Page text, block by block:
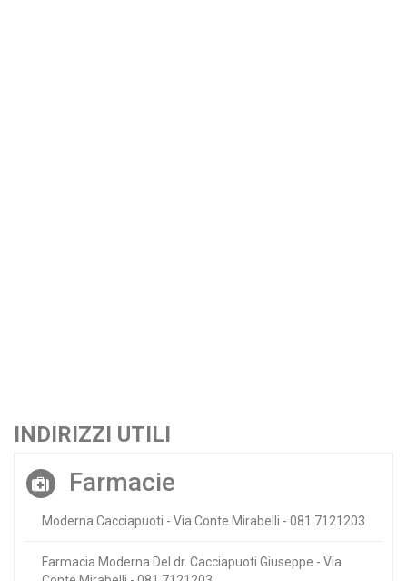
INDIRIZZI UTILI
Farmacie
Moderna Cacciapuoti - Via Conte Mirabelli - 081 7121203
Farmacia Moderna Del dr. Cacciapuoti Giuseppe - Via